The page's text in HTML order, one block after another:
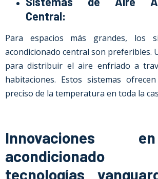
Central:
Para espacios más grandes, los
acondicionado central son preferibles.
para distribuir el aire enfriado a
habitaciones. Estos sistemas
preciso de la temperatura en toda la
Innovaciones
acondicionado
tecnologías